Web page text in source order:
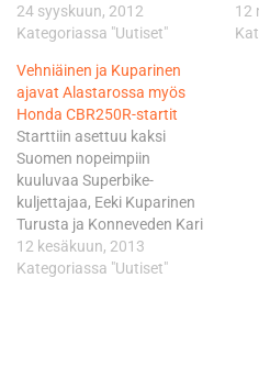
yhteydessä. Kausi jatkui 21.
heinäkuuta Ahvenistolla
kiinnostuneiden ajopäivänä,
jossa ajettiin kymmenellä
pyörällä lähes koko päivä 20
minuutin settejä kerran
tunnissa. Ajajia riitti koko
päiväksi niin, että aina oli
kaikki Hondat radalla,
ainoastaan sade lopetti
ajamisen…
24 syyskuun, 2012
Kategoriassa "Uutiset"
12
Vehniäinen ja Kuparinen
ajavat Alastarossa myös
Honda CBR250R-startit
Starttiin asettuu kaksi
Suomen nopeimpiin
kuuluvaa Superbike-
kuljettajaa, Eeki Kuparinen
Turusta ja Konneveden Kari
Vehniäinen. Heidän lisäksi
mukaan tulee myös
12 kesäkuun, 2013
Kategoriassa "Uutiset"